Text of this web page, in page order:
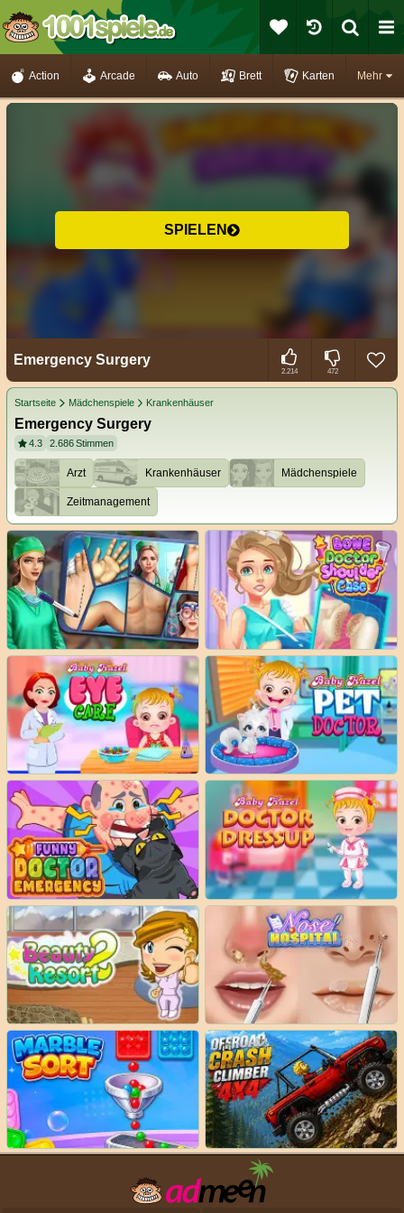
Mehr
Action Arcade Auto Brett Karten
SPIELEN
Emergency Surgery
2.214 472
Startseite Mädchenspiele Krankenhäuser
Emergency Surgery
4.3 2.686Stimmen
Arzt Krankenhäuser Mädchenspiele
Zeitmanagement